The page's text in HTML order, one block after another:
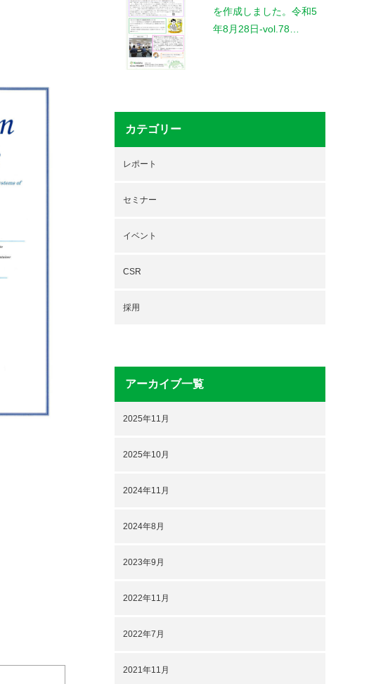
を作成しました。令和5
年8月28日-vol.78…
カテゴリー
レポート
セミナー
イベント
CSR
採用
アーカイブ一覧
2025年11月
2025年10月
2024年11月
2024年8月
2023年9月
2022年11月
2022年7月
2021年11月